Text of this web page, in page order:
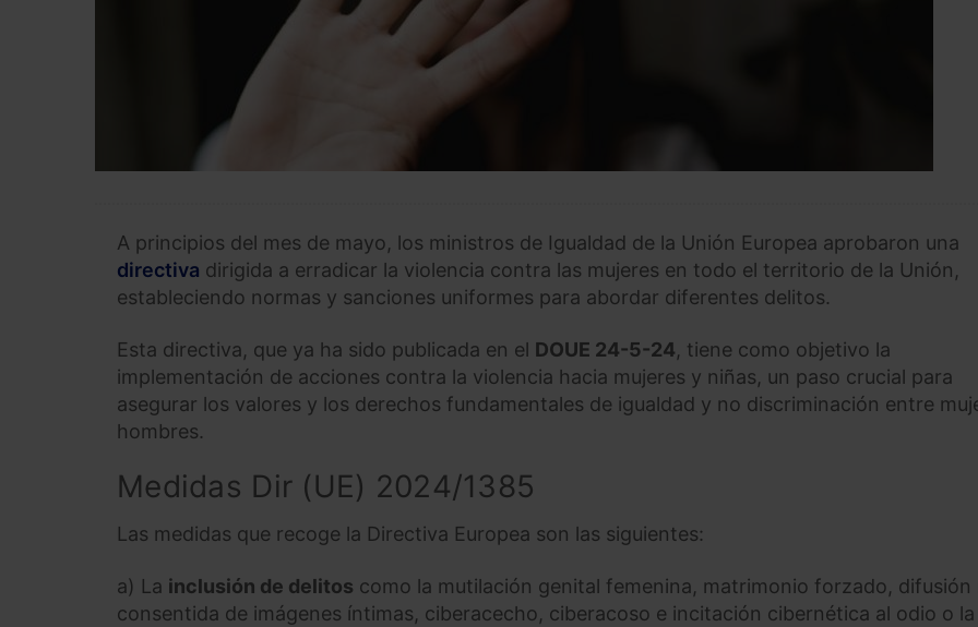
A principios del mes de mayo, los ministros de Igualdad de la Unión Europea aprobaron una
directiva dirigida a erradicar la violencia contra las mujeres en todo el territorio de la Unión,
estableciendo normas y sanciones uniformes para abordar diferentes delitos.
Esta directiva, que ya ha sido publicada en el DOUE 24-5-24, tiene como objetivo la
implementación de acciones contra la violencia hacia mujeres y niñas, un paso crucial para
asegurar los valores y los derechos fundamentales de igualdad y no discriminación entre
hombres.
Medidas Dir (UE) 2024/1385
Las medidas que recoge la Directiva Europea son las siguientes:
a) La inclusión de delitos como la mutilación genital femenina, matrimonio forzado, difusión
consentida de imágenes íntimas, ciberacecho, ciberacoso e incitación cibernética al odio o la